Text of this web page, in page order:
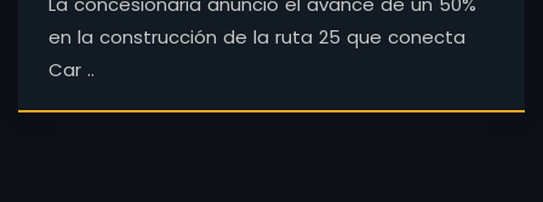
en la construcción de la ruta 25 que conecta
Car ..